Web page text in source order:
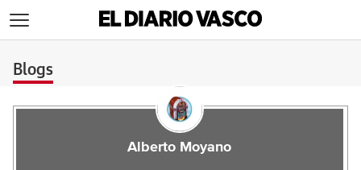
Blogs
Alberto Moyano